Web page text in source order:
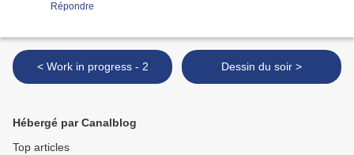
Répondre
< Work in progress - 2 Dessin du soir >
Hébergé par Canalblog
Top articles